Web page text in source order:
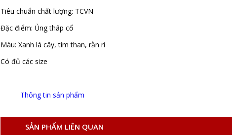
Tiêu chuẩn chất lượng: TCVN
Đặc điểm: Ủng thấp cổ
Màu: Xanh lá cây, tím than, rằn ri
Có đủ các size
Thông tin sản phẩm
SẢN PHẨM LIÊN QUAN